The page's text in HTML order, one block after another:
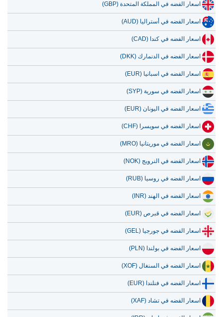
اسعار الفضه في المملكة المتحدة (GBP)
اسعار الفضه في أستراليا (AUD)
اسعار الفضه في كندا (CAD)
اسعار الفضه في الدنمارك (DKK)
اسعار الفضه في اسبانيا (EUR)
اسعار الفضه في سورية (SYP)
اسعار الفضه في اليونان (EUR)
اسعار الفضه في سويسرا (CHF)
اسعار الفضه في موريتانيا (MRO)
اسعار الفضه في النرويج (NOK)
اسعار الفضه في روسيا (RUB)
اسعار الفضه في الهند (INR)
اسعار الفضه في قبرص (EUR)
اسعار الفضه في جورجيا (GEL)
اسعار الفضه في بولندا (PLN)
اسعار الفضه في السنغال (XOF)
اسعار الفضه في فنلندا (EUR)
اسعار الفضه في تشاد (XAF)